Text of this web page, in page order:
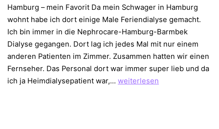
Hamburg – mein Favorit Da mein Schwager in Hamburg
wohnt habe ich dort einige Male Feriendialyse gemacht.
Ich bin immer in die Nephrocare-Hamburg-Barmbek
Dialyse gegangen. Dort lag ich jedes Mal mit nur einem
anderen Patienten im Zimmer. Zusammen hatten wir einen
Fernseher. Das Personal dort war immer super lieb und da
ich ja Heimdialysepatient war,… Sechs
weiterlesen